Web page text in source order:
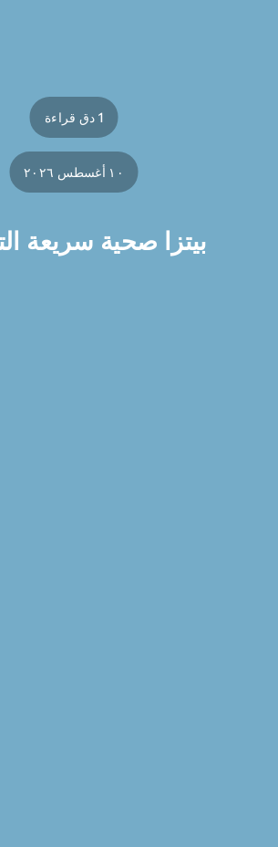
1 دق قراءة
١٠ أغسطس ٢٠٢٦
بيتزا صحية سريعة